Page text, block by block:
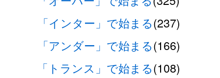
「インター」で始まる(237)
「アンダー」で始まる(166)
「トランス」で始まる(108)